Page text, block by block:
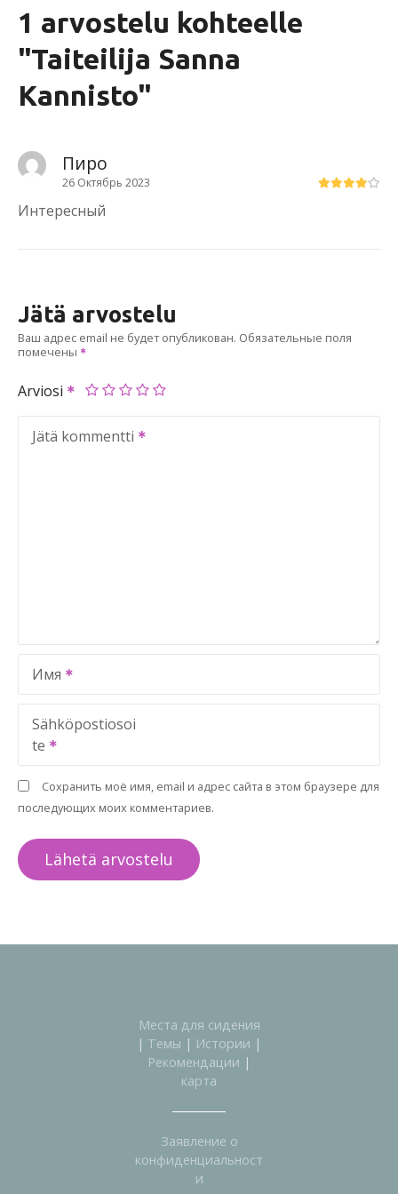
1 arvostelu kohteelle
"Taiteilija Sanna
Kannisto"
Пиро
26 Октябрь 2023
Интересный
Jätä arvostelu
Ваш адрес email не будет опубликован. Обязательные поля
помечены
Arviosi
Jätä kommentti
Имя
Sähköpostiosoi
te
Сохранить моё имя, email и адрес сайта в этом браузере для
последующих моих комментариев.
Места для сидения
| Темы | Истории |
Рекомендации |
карта
Заявление о
конфиденциальност
и